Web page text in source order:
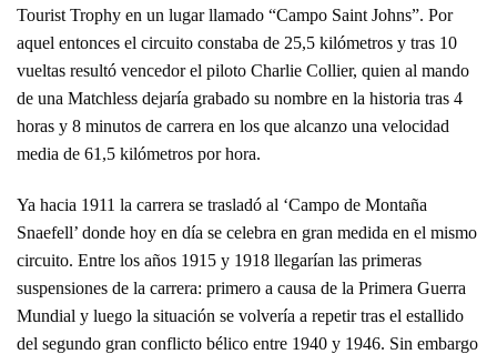
Tourist Trophy en un lugar llamado “Campo Saint Johns”. Por
aquel entonces el circuito constaba de 25,5 kilómetros y tras 10
vueltas resultó vencedor el piloto Charlie Collier, quien al mando
de una Matchless dejaría grabado su nombre en la historia tras 4
horas y 8 minutos de carrera en los que alcanzo una velocidad
media de 61,5 kilómetros por hora.
Ya hacia 1911 la carrera se trasladó al ‘Campo de Montaña
Snaefell’ donde hoy en día se celebra en gran medida en el mismo
circuito. Entre los años 1915 y 1918 llegarían las primeras
suspensiones de la carrera: primero a causa de la Primera Guerra
Mundial y luego la situación se volvería a repetir tras el estallido
del segundo gran conflicto bélico entre 1940 y 1946. Sin embargo